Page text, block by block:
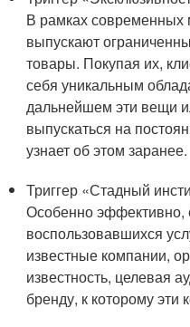
В рамках современных
выпускают
товары. Покупая их,
себя уникальным
дальнейшем эти вещи
выпускаться на
узнает об этом заранее.
Триггер «Стадный
Особенно эффективно,
воспользовавшихся
известные компании,
известность, целевая
бренду, к которому